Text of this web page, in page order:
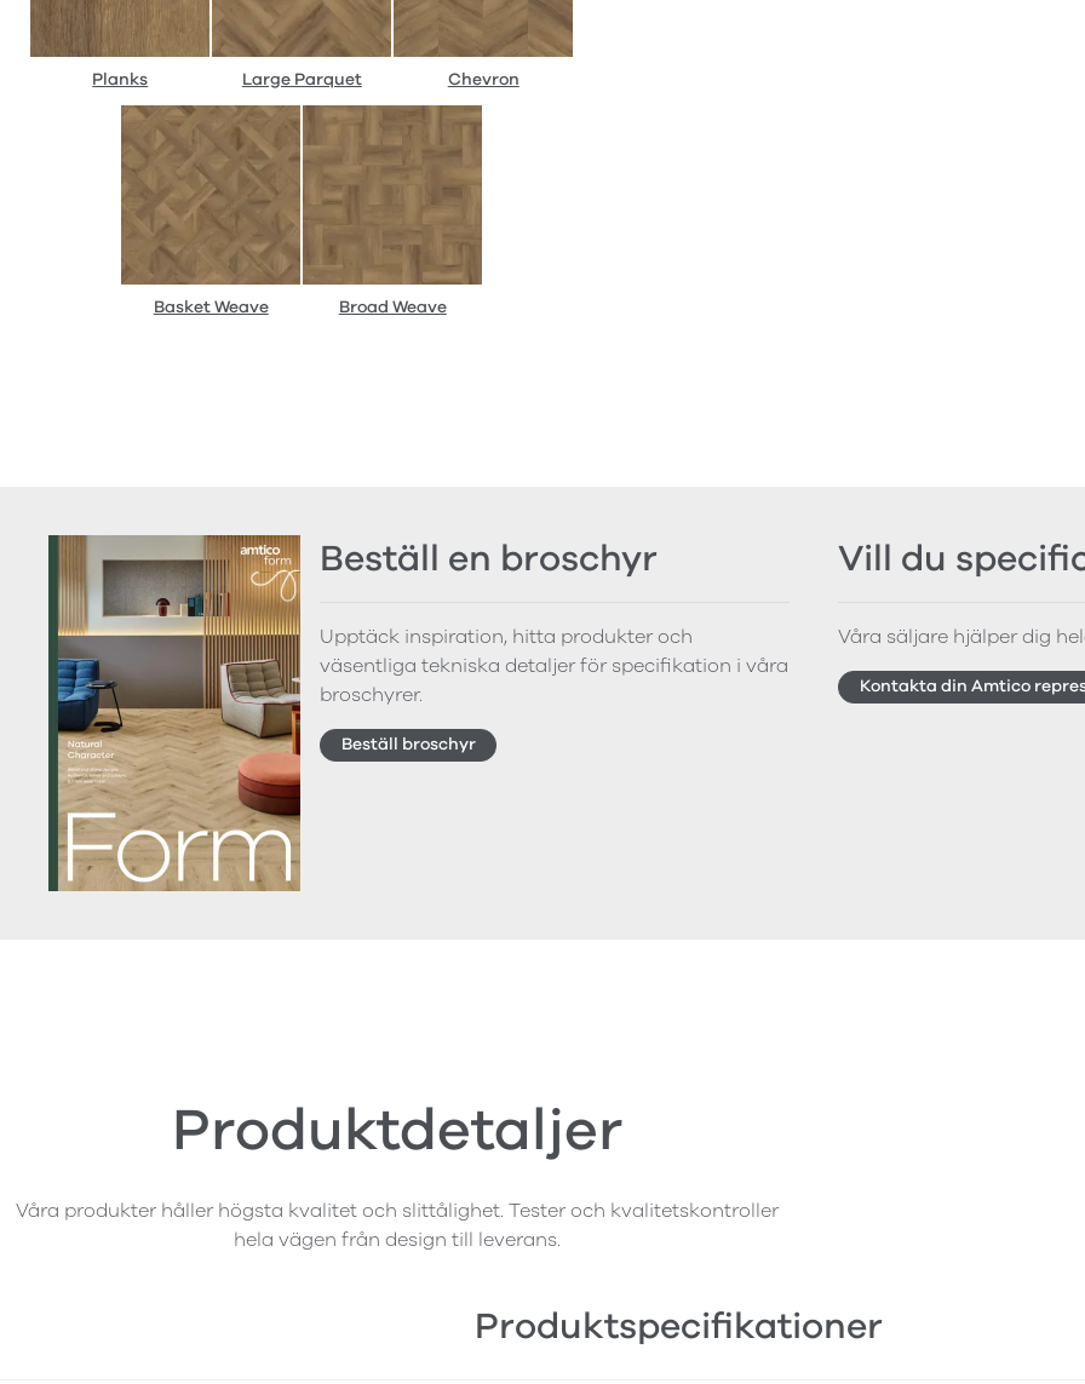
Planks Large Parquet Chevron
Basket Weave Broad Weave
Beställ en broschyr
Upptäck inspiration, hitta produkter och
väsentliga tekniska detaljer för specifikation i våra
broschyrer.
Beställ broschyr
Vill du
Våra säljare hjälper dig
Kontakta din Amtico
Produktdetaljer
Våra produkter håller högsta kvalitet och slittålighet. Tester och kvalitetskontroller
hela vägen från design till leverans.
Produktspecifikationer